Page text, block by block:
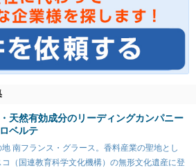
天然有効成分のリーディングカンパニー
ベルテ
南フランス・グラース。香料産業の聖地とし
（国連教育科学文化機構）の無形文化遺産に登